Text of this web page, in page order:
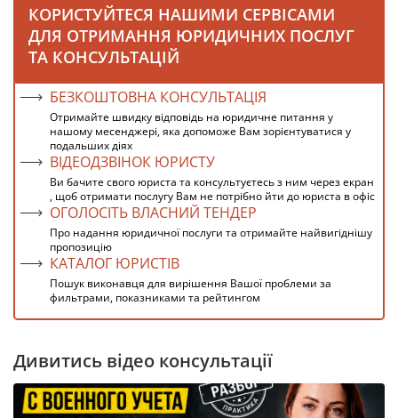
КОРИСТУЙТЕСЯ НАШИМИ СЕРВІСАМИ
ДЛЯ ОТРИМАННЯ ЮРИДИЧНИХ ПОСЛУГ
ТА КОНСУЛЬТАЦІЙ
БЕЗКОШТОВНА КОНСУЛЬТАЦІЯ
Отримайте швидку відповідь на юридичне питання у
нашому месенджері, яка допоможе Вам зорієнтуватися у
подальших діях
ВІДЕОДЗВІНОК ЮРИСТУ
Ви бачите свого юриста та консультуєтесь з ним через екран
, щоб отримати послугу Вам не потрібно йти до юриста в офіс
ОГОЛОСІТЬ ВЛАСНИЙ ТЕНДЕР
Про надання юридичної послуги та отримайте найвигіднішу
пропозицію
КАТАЛОГ ЮРИСТІВ
Пошук виконавця для вирішення Вашої проблеми за
фильтрами, показниками та рейтингом
Дивитись відео консультації